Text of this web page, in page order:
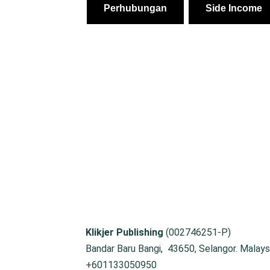
Perhubungan Side Income
Klikjer Publishing (002746251-P)
Bandar Baru Bangi, 43650, Selangor.
+601133050950